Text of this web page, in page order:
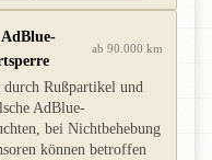
ab 90.000 km
durch Rußpartikel und
AdBlue-
bei Nichtbehebung
können betroffen